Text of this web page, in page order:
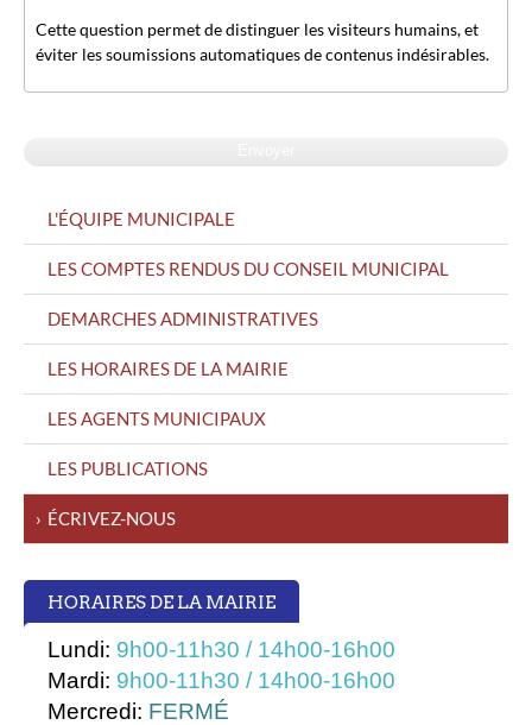
Cette question permet de distinguer les visiteurs humains, et
éviter les soumissions automatiques de contenus indésirables.
MENU
GAUCHE
L'ÉQUIPE MUNICIPALE
LES COMPTES RENDUS DU CONSEIL MUNICIPAL
DEMARCHES ADMINISTRATIVES
LES HORAIRES DE LA MAIRIE
LES AGENTS MUNICIPAUX
LES PUBLICATIONS
ÉCRIVEZ-NOUS
HORAIRES DE LA MAIRIE
Lundi: 9h00-11h30 / 14h00-16h00
Mardi: 9h00-11h30 / 14h00-16h00
Mercredi: FERMÉ